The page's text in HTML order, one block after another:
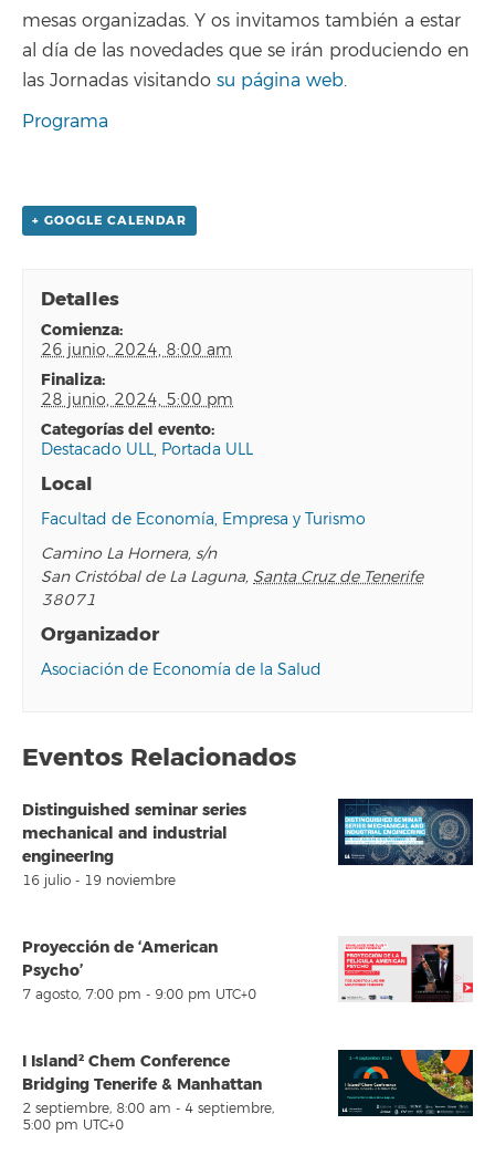
mesas organizadas. Y os invitamos también a estar
al día de las novedades que se irán produciendo en
las Jornadas visitando su página web.
Programa
+ GOOGLE CALENDAR
Detalles
comienza:
26 junio, 2024, 8:00 am
finaliza:
28 junio, 2024, 5:00 pm
categorías del evento:
Destacado ULL, Portada ULL
Local
Facultad de Economía, Empresa y Turismo
Camino La Hornera, s/n
San Cristóbal de La Laguna, Santa Cruz de Tenerife
38071
Organizador
Asociación de Economía de la Salud
Eventos Relacionados
Distinguished seminar series
mechanical and industrial
engineerIng
16 julio - 19 noviembre
Proyección de ‘American
Psycho’
7 agosto, 7:00 pm - 9:00 pm UTC+0
I Island² Chem Conference
Bridging Tenerife & Manhattan
2 septiembre, 8:00 am - 4 septiembre,
5:00 pm UTC+0